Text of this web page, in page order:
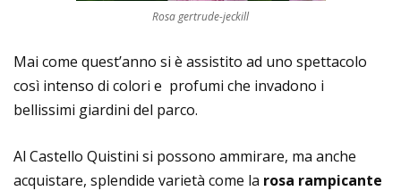
Rosa gertrude-jeckill
Mai come quest’anno si è assistito ad uno spettacolo
così intenso di colori e profumi che invadono i
bellissimi giardini del parco.
Al Castello Quistini si possono ammirare, ma anche
acquistare, splendide varietà come la rosa rampicante